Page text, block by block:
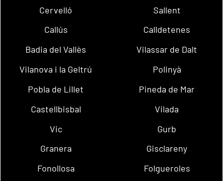
Cervelló
Sallent
Callús
Calldetenes
Badia del Vallès
Vilassar de Dalt
Vilanova i la Geltrú
Polinyà
Pobla de Lillet
Pineda de Mar
Castellbisbal
Vilada
Vic
Gurb
Granera
Gisclareny
Fonollosa
Folgueroles